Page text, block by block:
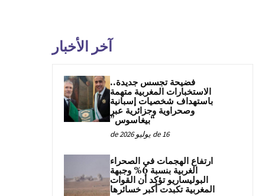
آخر الأخبار
فضيحة تجسس جديدة..
الاستخبارات المغربية متهمة
باستهداف شخصيات إسبانية
وصحراوية وجزائرية عبر
“بيغاسوس”
16 de يوليو de 2026
ارتفاع الهجمات في الصحراء
الغربية بنسبة 6% وجبهة
البوليساريو تؤكد أن القوات
المغربية تكبدت أكبر خسائرها